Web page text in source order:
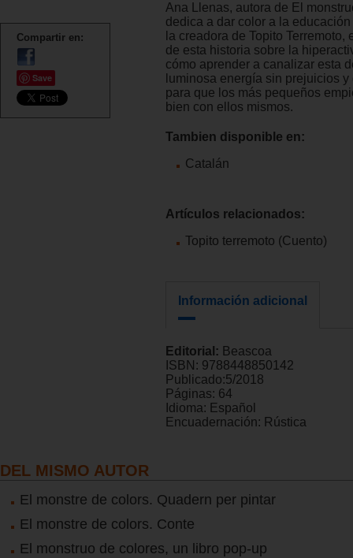
Compartir en:
Save
Ana Llenas, autora de El
dedica a dar color a la
la creadora de Topito Terremoto,
de esta historia sobre la
cómo aprender a canalizar esta
luminosa energía sin prejuicios y
para que los más pequeños
bien con ellos mismos.
Tambien disponible en:
Catalán
Artículos relacionados:
Topito terremoto (Cuento)
Información adicional
Editorial: Beascoa
ISBN: 9788448850142
Publicado:5/2018
Páginas: 64
Idioma: Español
Encuadernación: Rústica
DEL MISMO AUTOR
El monstre de colors. Quadern per pintar
El monstre de colors. Conte
El monstruo de colores, un libro pop-up